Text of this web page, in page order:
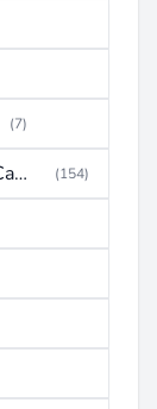
(7)
Caja Registradora (Electronic Cash Register) (154)